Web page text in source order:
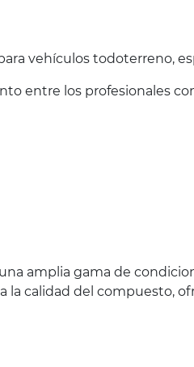
vehículos todoterreno,
entre los profesionales
amplia gama de
calidad del compuesto,